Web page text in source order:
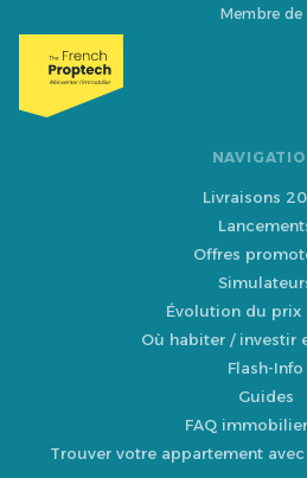
Membre de
Livraisons
Offres
Évolution du prix
Où habiter / investir
Flash-Info
Guides
FAQ
Trouver votre appartement